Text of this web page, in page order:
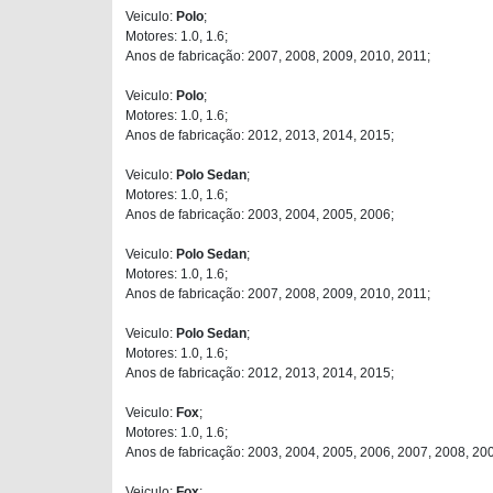
Veiculo: Polo;
Motores: 1.0, 1.6;
Anos de fabricação: 2007, 2008, 2009, 2010, 2011;
Veiculo: Polo;
Motores: 1.0, 1.6;
Anos de fabricação: 2012, 2013, 2014, 2015;
Veiculo: Polo Sedan;
Motores: 1.0, 1.6;
Anos de fabricação: 2003, 2004, 2005, 2006;
Veiculo: Polo Sedan;
Motores: 1.0, 1.6;
Anos de fabricação: 2007, 2008, 2009, 2010, 2011;
Veiculo: Polo Sedan;
Motores: 1.0, 1.6;
Anos de fabricação: 2012, 2013, 2014, 2015;
Veiculo: Fox;
Motores: 1.0, 1.6;
Anos de fabricação: 2003, 2004, 2005, 2006, 2007, 2008,